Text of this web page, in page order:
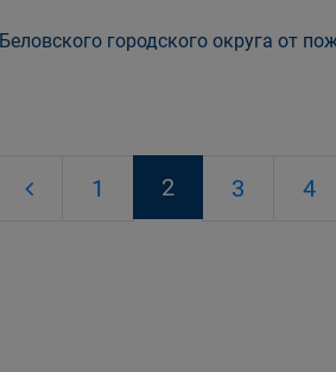
городского округа от
1 2 3 4